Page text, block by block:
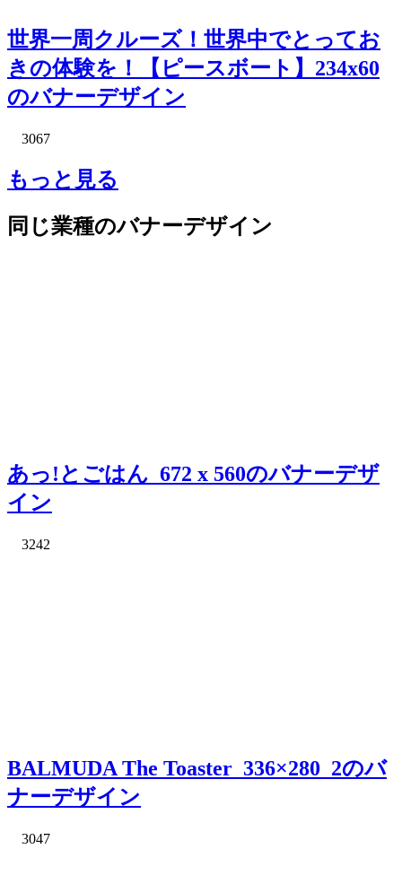
世界一周クルーズ！世界中でとってお
きの体験を！【ピースボート】234x60
のバナーデザイン
3067
もっと見る
同じ業種のバナーデザイン
あっ!とごはん_672 x 560のバナーデザ
イン
3242
BALMUDA The Toaster_336×280_2のバ
ナーデザイン
3047